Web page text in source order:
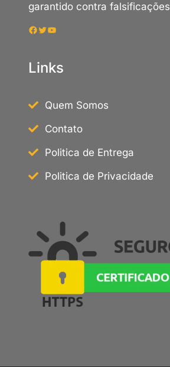
garantido contra falsificações
Facebook Twitter Youtube
Links
Quem Somos
Contato
Politica de Entrega
Politica de Privacidade